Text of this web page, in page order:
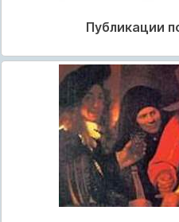
Публикации